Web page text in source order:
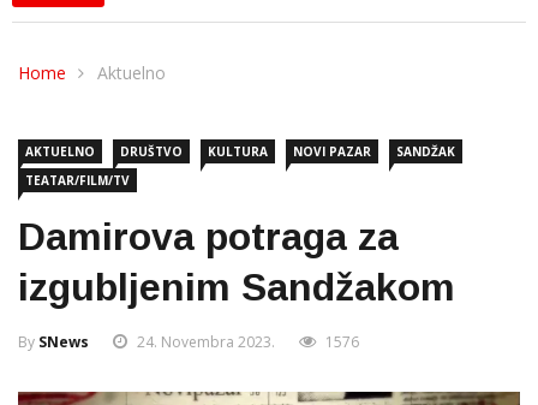
Home Aktuelno
AKTUELNO DRUŠTVO KULTURA NOVI PAZAR
SANDŽAK
TEATAR/FILM/TV
Damirova potraga za
izgubljenim Sandžakom
By SNews 24. Novembra 2023. 1576